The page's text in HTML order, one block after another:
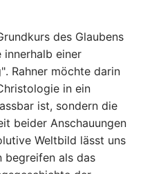
des Glaubens
einer
Rahner möchte darin
in ein
ist, sondern die
beider Anschauungen
Weltbild lässt uns
begreifen als das